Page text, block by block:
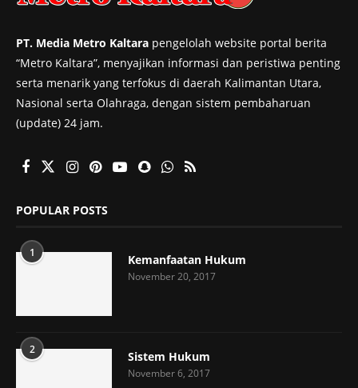
PT. Media Metro Kaltara pengelolah website portal berita
“Metro Kaltara”, menyajikan informasi dan peristiwa penting
serta menarik yang terfokus di daerah Kalimantan Utara,
Nasional serta Olahraga, dengan sistem pembaharuan
(update) 24 jam.
POPULAR POSTS
1 Kemanfaatan Hukum
November 20, 2017
2 Sistem Hukum
November 6, 2017